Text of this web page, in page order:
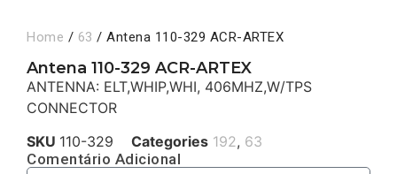
Home / 63 / Antena 110-329 ACR-ARTEX
Antena 110-329 ACR-ARTEX
ANTENNA: ELT,WHIP,WHI, 406MHZ,W/TPS
CONNECTOR
SKU 110-329 Categories 192, 63
Comentário Adicional